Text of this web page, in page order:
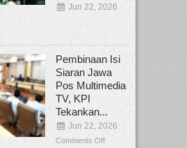
Jun 22, 2026
Pembinaan Isi
Siaran Jawa
Pos Multimedia
TV, KPI
Tekankan...
Jun 22, 2026
Comments Off